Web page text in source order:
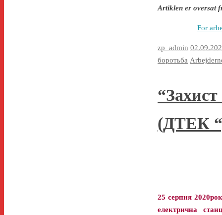
Artiklen er oversat
For
zp_admin
боротьба
(ДТЕК
25 серпня
електрична